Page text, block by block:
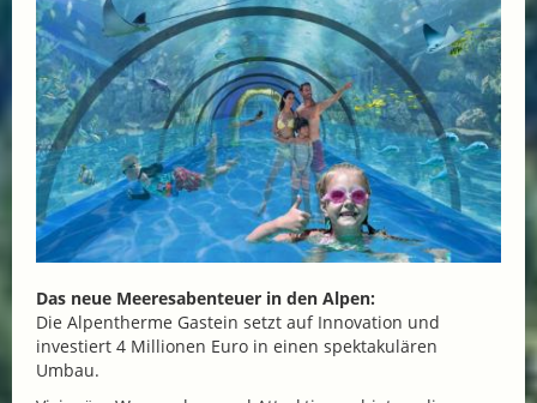
Das neue Meeresabenteuer in den Alpen:
Die Alpentherme Gastein setzt auf Innovation und
investiert 4 Millionen Euro in einen spektakulären
Umbau.